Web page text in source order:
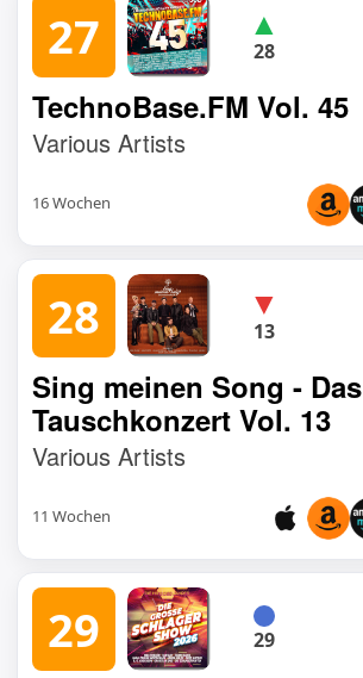
27 ▲
28
TechnoBase.FM Vol. 45
Various Artists
16 Wochen
28 ▼
13
Sing meinen Song - Das
Tauschkonzert Vol. 13
Various Artists
11 Wochen
29 29